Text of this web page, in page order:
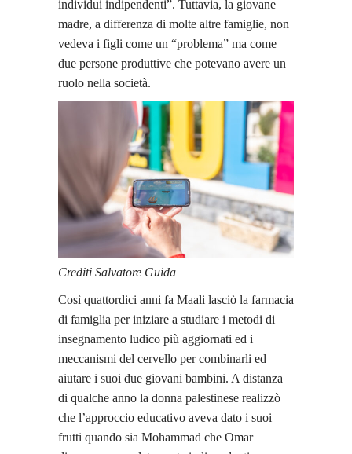
individui indipendenti”. Tuttavia, la giovane
madre, a differenza di molte altre famiglie, non
vedeva i figli come un “problema” ma come
due persone produttive che potevano avere un
ruolo nella società.
Crediti Salvatore Guida
Così quattordici anni fa Maali lasciò la farmacia
di famiglia per iniziare a studiare i metodi di
insegnamento ludico più aggiornati ed i
meccanismi del cervello per combinarli ed
aiutare i suoi due giovani bambini. A distanza
di qualche anno la donna palestinese realizzò
che l’approccio educativo aveva dato i suoi
frutti quando sia Mohammad che Omar